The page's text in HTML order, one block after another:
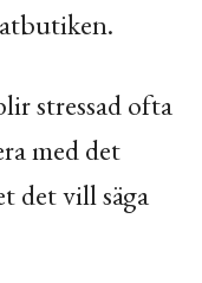
stressad ofta
med det
det vill säga